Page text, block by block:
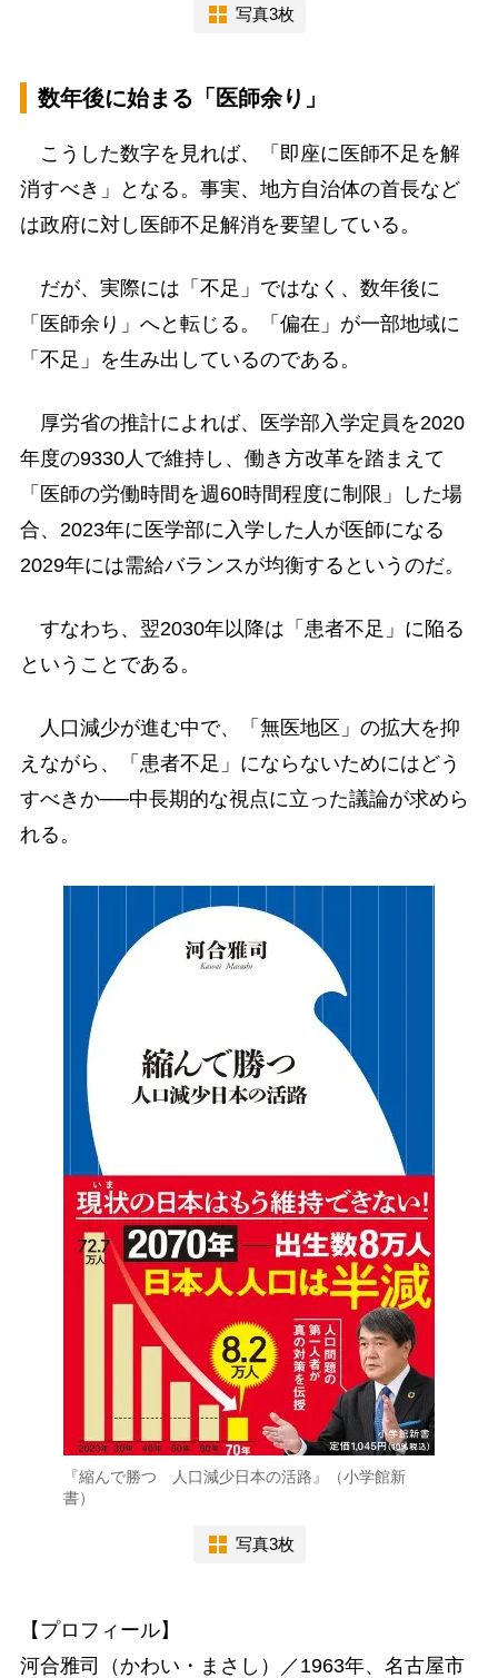
写真3枚
数年後に始まる「医師余り」
こうした数字を見れば、「即座に医師不足を解
消すべき」となる。事実、地方自治体の首長など
は政府に対し医師不足解消を要望している。
だが、実際には「不足」ではなく、数年後に
「医師余り」へと転じる。「偏在」が一部地域に
「不足」を生み出しているのである。
厚労省の推計によれば、医学部入学定員を2020
年度の9330人で維持し、働き方改革を踏まえて
「医師の労働時間を週60時間程度に制限」した場
合、2023年に医学部に入学した人が医師になる
2029年には需給バランスが均衡するというのだ。
すなわち、翌2030年以降は「患者不足」に陥る
ということである。
人口減少が進む中で、「無医地区」の拡大を抑
えながら、「患者不足」にならないためにはどう
すべきか──中長期的な視点に立った議論が求めら
れる。
『縮んで勝つ 人口減少日本の活路』（小学館新
書）
写真3枚
【プロフィール】
河合雅司（かわい・まさし）／1963年、名古屋市